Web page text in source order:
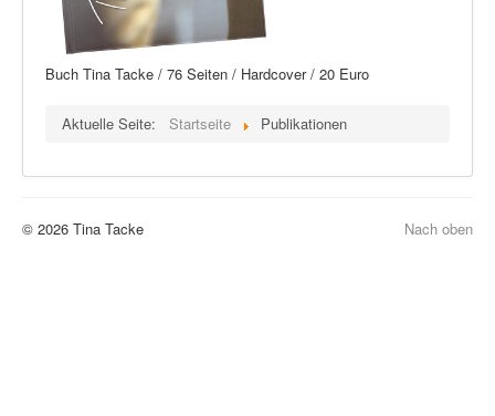
Buch Tina Tacke / 76 Seiten / Hardcover / 20 Euro
Aktuelle Seite: Startseite Publikationen
Nach oben
© 2026 Tina Tacke